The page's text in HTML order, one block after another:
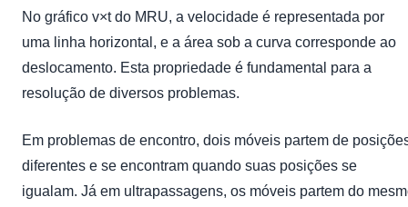
No gráfico v×t do MRU, a velocidade é representada por
uma linha horizontal, e a área sob a curva corresponde ao
deslocamento. Esta propriedade é fundamental para a
resolução de diversos problemas.
Em problemas de encontro, dois móveis partem de
diferentes e se encontram quando suas posições se
igualam. Já em ultrapassagens, os móveis partem do